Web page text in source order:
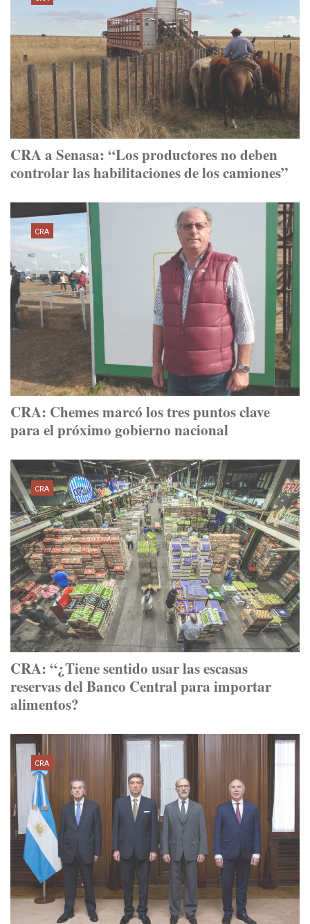
CRA a Senasa: “Los productores no deben
controlar las habilitaciones de los camiones”
CRA
CRA: Chemes marcó los tres puntos clave
para el próximo gobierno nacional
CRA
CRA: “¿Tiene sentido usar las escasas
reservas del Banco Central para importar
alimentos?
CRA